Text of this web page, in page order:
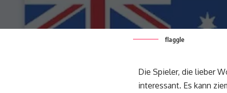
flaggle
Die Spieler, die lieber
interessant. Es kann